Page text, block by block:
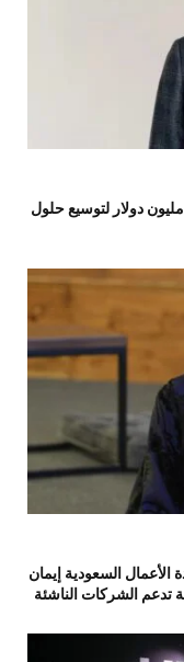
شركة AVELIN AI الإماراتية الناشئة تجمع 3.7 مليون دولار لتوسيع حلول
الأعمال السعودية إيمان
تدعم الشركات الناشئة